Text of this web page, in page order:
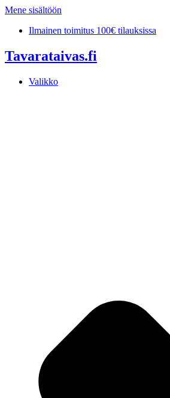
Mene sisältöön
Ilmainen toimitus 100€ tilauksissa
Tavarataivas.fi
Valikko